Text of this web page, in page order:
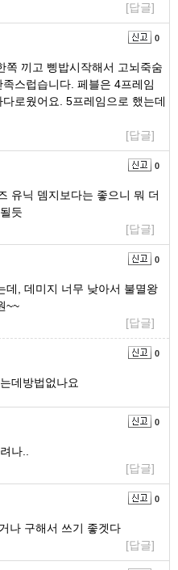
[답글]
0
쪽 끼고 삥밥시작해서 고뇌죽숨
스럽습니다. 페블은 4프레임
로웠어요. 5프레임으로 했는데
[답글]
0
유닉 뎀지보다는 좋으니 뭐 더
듯
[답글]
0
데, 데미지 너무 낮아서 불멸왕
~~
[답글]
0
데방법없나요
0
나..
[답글]
0
나 구해서 쓰기 좋겟다
[답글]